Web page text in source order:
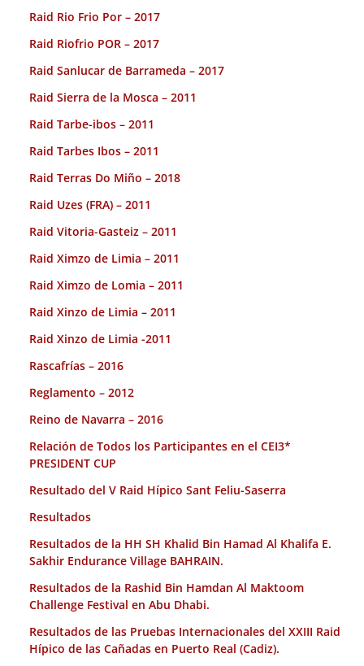
Raid Rio Frio Por – 2017
Raid Riofrio POR – 2017
Raid Sanlucar de Barrameda – 2017
Raid Sierra de la Mosca – 2011
Raid Tarbe-ibos – 2011
Raid Tarbes Ibos – 2011
Raid Terras Do Miño – 2018
Raid Uzes (FRA) – 2011
Raid Vitoria-Gasteiz – 2011
Raid Ximzo de Limia – 2011
Raid Ximzo de Lomia – 2011
Raid Xinzo de Limia – 2011
Raid Xinzo de Limia -2011
Rascafrías – 2016
Reglamento – 2012
Reino de Navarra – 2016
Relación de Todos los Participantes en el CEI3*
PRESIDENT CUP
Resultado del V Raid Hípico Sant Feliu-Saserra
Resultados
Resultados de la HH SH Khalid Bin Hamad Al Khalifa E.
Sakhir Endurance Village BAHRAIN.
Resultados de la Rashid Bin Hamdan Al Maktoom
Challenge Festival en Abu Dhabi.
Resultados de las Pruebas Internacionales del XXIII Raid
Hípico de las Cañadas en Puerto Real (Cadiz).